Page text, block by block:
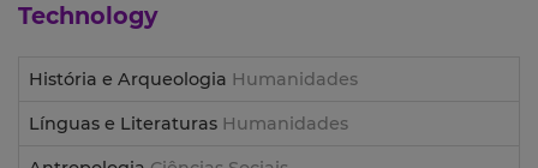
Technology
História e Arqueologia Humanidades
Línguas e Literaturas Humanidades